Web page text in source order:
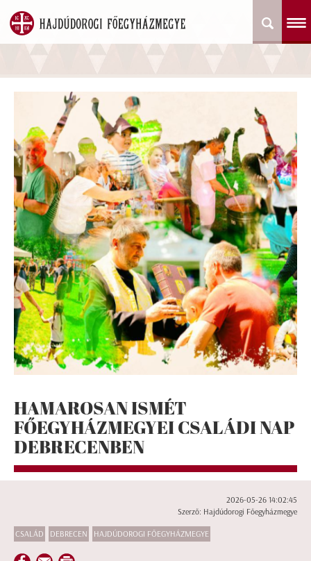
HAMAROSAN ISMÉT
FŐEGYHÁZMEGYEI CSALÁDI NAP
DEBRECENBEN
2026-05-26 14:02:45
Szerző: Hajdúdorogi Főegyházmegye
CSALÁD DEBRECEN HAJDÚDOROGI FŐEGYHÁZMEGYE